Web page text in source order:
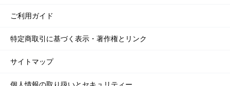
ご利用ガイド
特定商取引に基づく表示・著作権とリンク
サイトマップ